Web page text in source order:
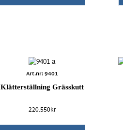
Art.nr: 9401
Klätterställning Grässkutt
220.550kr